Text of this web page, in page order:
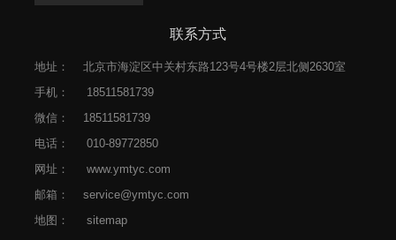
联系方式
地址：
北京市海淀区中关村东路123号4号楼2层北侧2630室
手机：
18511581739
微信：
18511581739
电话：
010-89772850
网址：
www.ymtyc.com
邮箱：
service@ymtyc.com
地图：
sitemap